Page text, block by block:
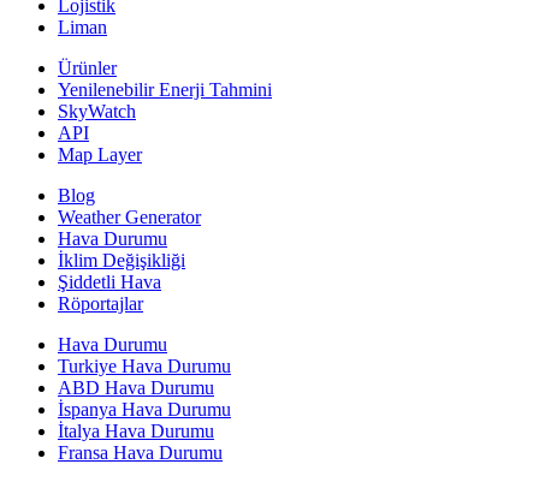
Lojistik
Liman
Ürünler
Yenilenebilir Enerji Tahmini
SkyWatch
API
Map Layer
Blog
Weather Generator
Hava Durumu
İklim Değişikliği
Şiddetli Hava
Röportajlar
Hava Durumu
Turkiye Hava Durumu
ABD Hava Durumu
İspanya Hava Durumu
İtalya Hava Durumu
Fransa Hava Durumu